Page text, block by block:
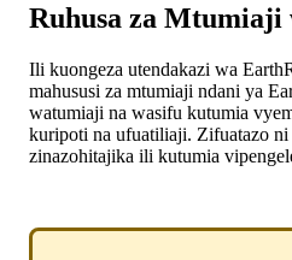
Ruhusa za Mtumiaji
Ili kuongeza utendakazi wa
mahususi za mtumiaji ndani ya
watumiaji na wasifu kutumia
kuripoti na ufuatiliaji. Zifuatazo ni
zinazohitajika ili kutumia